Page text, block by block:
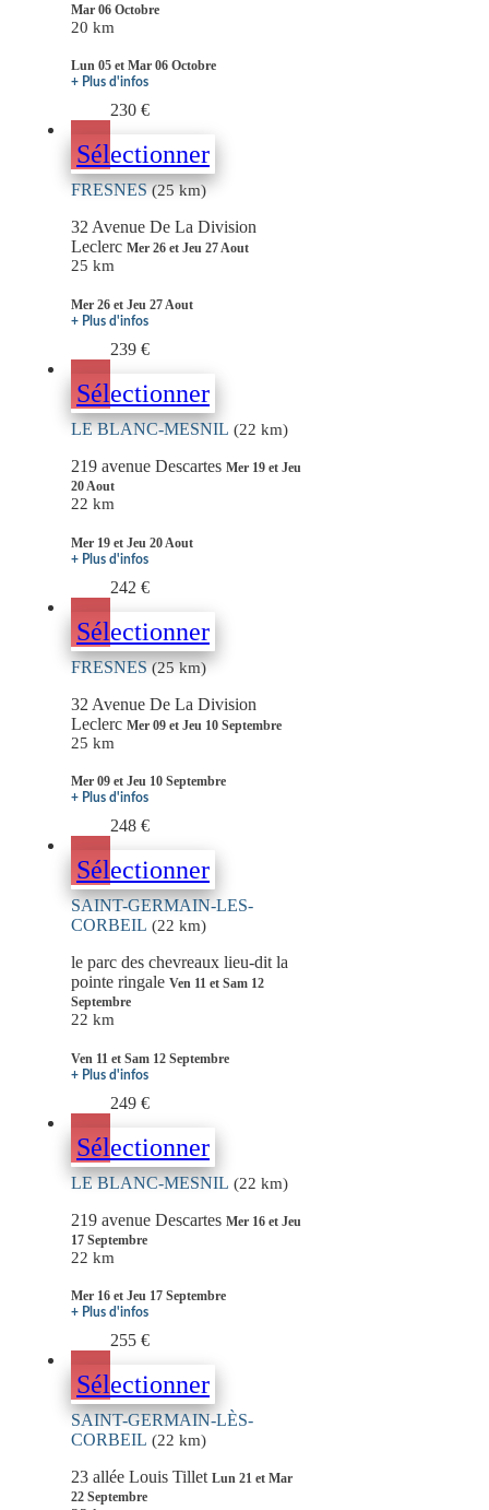
Mar 06 Octobre
20 km
Lun 05 et Mar 06 Octobre
+ Plus d'infos
230 €
Sélectionner
FRESNES(25 km)
32 Avenue De La Division
Leclerc Mer 26 et Jeu 27 Aout
25 km
Mer 26 et Jeu 27 Aout
+ Plus d'infos
239 €
Sélectionner
LE BLANC-MESNIL (22 km)
219 avenue Descartes Mer 19 et Jeu
20 Aout
22 km
Mer 19 et Jeu 20 Aout
+ Plus d'infos
242 €
Sélectionner
FRESNES(25 km)
32 Avenue De La Division
Leclerc Mer 09 et Jeu 10 Septembre
25 km
Mer 09 et Jeu 10 Septembre
+ Plus d'infos
248 €
Sélectionner
SAINT-GERMAIN-LES-
CORBEIL (22 km)
le parc des chevreaux lieu-dit la
pointe ringale Ven 11 et Sam 12
Septembre
22 km
Ven 11 et Sam 12 Septembre
+ Plus d'infos
249 €
Sélectionner
LE BLANC-MESNIL (22 km)
219 avenue Descartes Mer 16 et Jeu
17 Septembre
22 km
Mer 16 et Jeu 17 Septembre
+ Plus d'infos
255 €
Sélectionner
SAINT-GERMAIN-LÈS-
CORBEIL (22 km)
23 allée Louis Tillet Lun 21 et Mar
22 Septembre